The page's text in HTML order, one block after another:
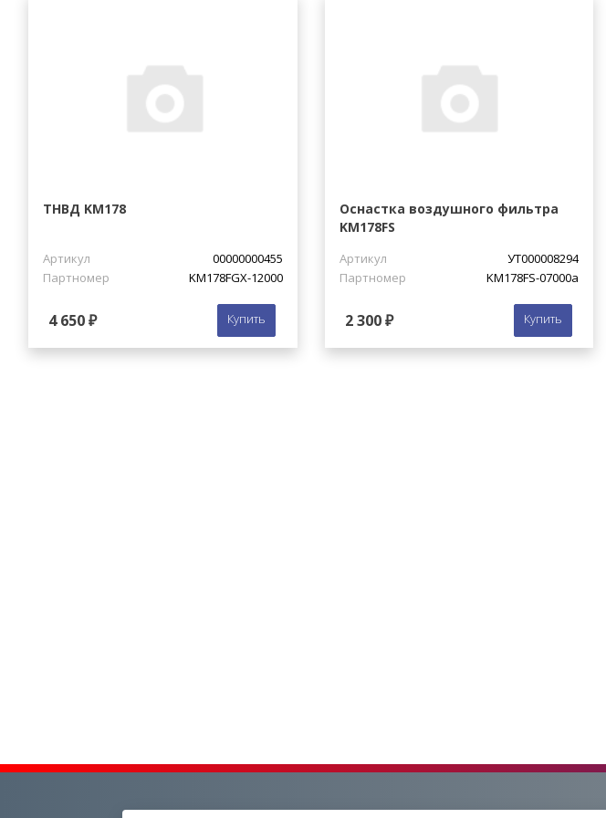
ТНВД KM178
Артикул
00000000455
Партномер
KM178FGX-12000
4 650 ₽ Купить
Оснастка воздушного фильтра
KM178FS
Артикул
УТ000008294
Партномер
KM178FS-07000a
2 300 ₽ Купить